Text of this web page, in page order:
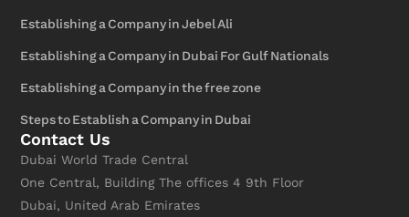
Establishing a Company in Jebel Ali
Establishing a Company in Dubai For Gulf Nationals
Establishing a Company in the free zone
Steps to Establish a Company in Dubai
Contact Us
Dubai World Trade Central
One Central, Building The offices 4 9th Floor
Dubai, United Arab Emirates